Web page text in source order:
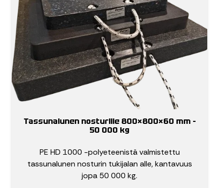
Tassunalunen nosturille 800×800×60 mm –
50 000 kg
PE HD 1000 -polyeteenistä valmistettu
tassunalunen nosturin tukijalan alle, kantavuus
jopa 50 000 kg.